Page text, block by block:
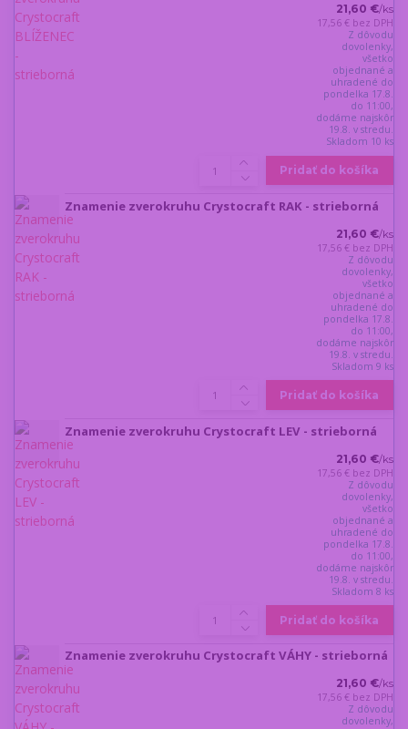
21,60 €/ks
17,56 € bez DPH
Z dôvodu
dovolenky,
všetko
objednané a
uhradené do
pondelka 17.8.
do 11:00,
dodáme najskôr
19.8. v stredu.
Skladom 10 ks
Pridať do košíka
Znamenie zverokruhu Crystocraft RAK - strieborná
21,60 €/ks
17,56 € bez DPH
Z dôvodu
dovolenky,
všetko
objednané a
uhradené do
pondelka 17.8.
do 11:00,
dodáme najskôr
19.8. v stredu.
Skladom 9 ks
Pridať do košíka
Znamenie zverokruhu Crystocraft LEV - strieborná
21,60 €/ks
17,56 € bez DPH
Z dôvodu
dovolenky,
všetko
objednané a
uhradené do
pondelka 17.8.
do 11:00,
dodáme najskôr
19.8. v stredu.
Skladom 8 ks
Pridať do košíka
Znamenie zverokruhu Crystocraft VÁHY - strieborná
21,60 €/ks
17,56 € bez DPH
Z dôvodu
dovolenky,